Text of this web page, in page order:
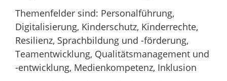
Themenfelder sind: Personalführung,
Digitalisierung, Kinderschutz, Kinderrechte,
Resilienz, Sprachbildung und -förderung,
Teamentwicklung, Qualitätsmanagement und
-entwicklung, Medienkompetenz, Inklusion